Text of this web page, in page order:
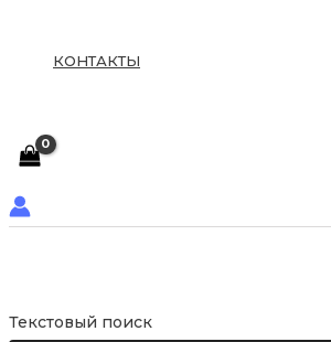
КОНТАКТЫ
Текстовый поиск